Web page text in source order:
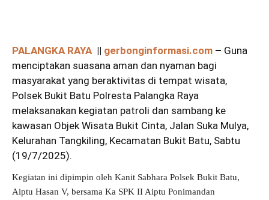
PALANGKA RAYA || gerbonginformasi.com – Guna
menciptakan suasana aman dan nyaman bagi
masyarakat yang beraktivitas di tempat wisata,
Polsek Bukit Batu Polresta Palangka Raya
melaksanakan kegiatan patroli dan sambang ke
kawasan Objek Wisata Bukit Cinta, Jalan Suka Mulya,
Kelurahan Tangkiling, Kecamatan Bukit Batu, Sabtu
(19/7/2025).
Kegiatan ini dipimpin oleh Kanit Sabhara Polsek Bukit Batu,
Aiptu Hasan V, bersama Ka SPK II Aiptu Ponimandan